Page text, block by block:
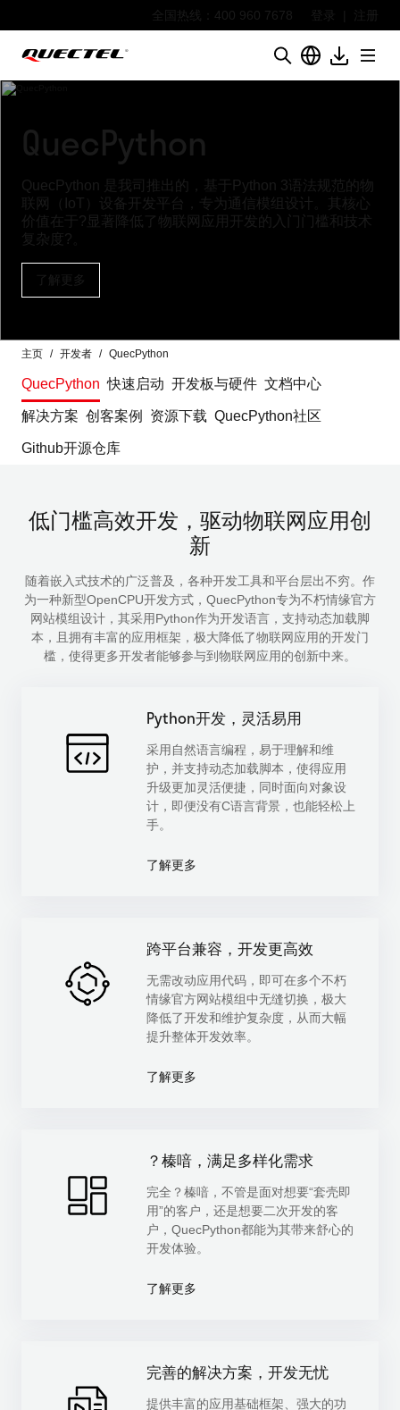
全国热线：400 960 7678 登录
QuecPython
QuecPython 是我司推出的，基于Python 3语法规范的物
联网（IoT）设备开发平台，专为通信模组设计。其核心
价值在于?显著降低了物联网应用开发的入门门槛和技术
复杂度?。
了解更多
主页 开发者 QuecPython
QuecPython 快速启动 开发板与硬件 文档中心
解决方案 创客案例 资源下载 QuecPython社区
Github开源仓库
低门槛高效开发，驱动物联网应用创
新
随着嵌入式技术的广泛普及，各种开发工具和平台层出不穷。作
为一种新型OpenCPU开发方式，QuecPython专为不朽情缘官方
网站模组设计，其采用Python作为开发语言，支持动态加载脚
本，且拥有丰富的应用框架，极大降低了物联网应用的开发门
槛，使得更多开发者能够参与到物联网应用的创新中来。
Python开发，灵活易用
采用自然语言编程，易于理解和维
护，并支持动态加载脚本，使得应用
升级更加灵活便捷，同时面向对象设
计，即便没有C语言背景，也能轻松上
手。
了解更多
跨平台兼容，开发更高效
无需改动应用代码，即可在多个不朽
情缘官方网站模组中无缝切换，极大
降低了开发和维护复杂度，从而大幅
提升整体开发效率。
了解更多
？榛喑，满足多样化需求
完全？榛喑，不管是面对想要“套壳即
用”的客户，还是想要二次开发的客
户，QuecPython都能为其带来舒心的
开发体验。
了解更多
完善的解决方案，开发无忧
提供丰富的应用基础框架、强大的功